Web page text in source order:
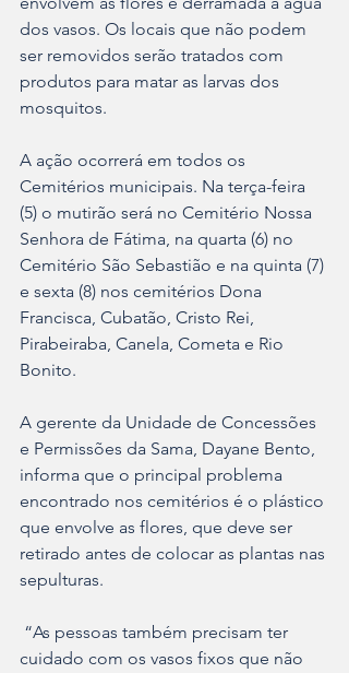
dos vasos. Os locais que não podem
ser removidos serão tratados com
produtos para matar as larvas dos
mosquitos.
A ação ocorrerá em todos os
Cemitérios municipais. Na terça-feira
(5) o mutirão será no Cemitério Nossa
Senhora de Fátima, na quarta (6) no
Cemitério São Sebastião e na quinta (7)
e sexta (8) nos cemitérios Dona
Francisca, Cubatão, Cristo Rei,
Pirabeiraba, Canela, Cometa e Rio
Bonito.
A gerente da Unidade de Concessões
e Permissões da Sama, Dayane Bento,
informa que o principal problema
encontrado nos cemitérios é o plástico
que envolve as flores, que deve ser
retirado antes de colocar as plantas nas
sepulturas.
cuidado com os vasos fixos que não